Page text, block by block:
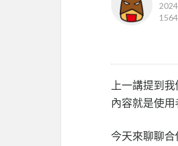
上一講提到
內容就是使
今天來聊聊